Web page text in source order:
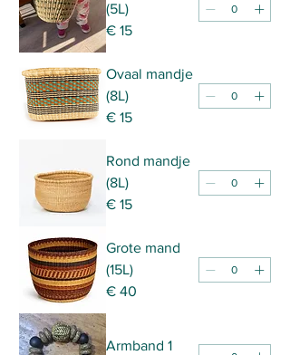
(5L)
€ 15
Ovaal mandje
(8L)
€ 15
Rond mandje
(8L)
€ 15
Grote mand
(15L)
€ 40
Armband 1